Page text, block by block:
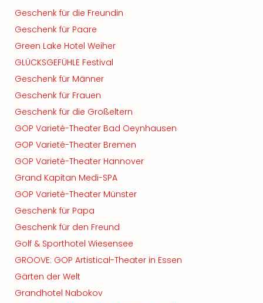
Geschenk für die Freundin
Geschenk für Paare
Green Lake Hotel Weiher
GLÜCKSGEFÜHLE Festival
Geschenk für Männer
Geschenk für Frauen
Geschenk für die Großeltern
GOP Varieté-Theater Bad Oeynhausen
GOP Varieté-Theater Bremen
GOP Varieté-Theater Hannover
Grand Kapitan Medi-SPA
GOP Varieté-Theater Münster
Geschenk für Papa
Geschenk für den Freund
Golf & Sporthotel Wiesensee
GROOVE: GOP Artistical-Theater in Essen
Gärten der Welt
Grandhotel Nabokov